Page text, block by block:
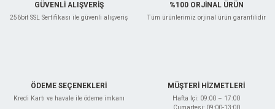
GÜVENLİ ALIŞVERİŞ
256bit SSL Sertifikası ile güvenli alışveriş
%100 ORJİNAL ÜRÜN
Tüm ürünlerimiz orjinal ürün garantilidir
ÖDEME SEÇENEKLERİ
Kredi Kartı ve havale ile ödeme imkanı
MÜŞTERİ HİZMETLERİ
Hafta İçi: 09:00 – 17:00
Cumartesi: 09:00-13:00